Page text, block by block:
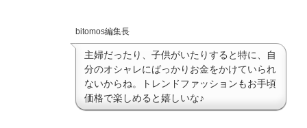
bitomos編集長
主婦だったり、子供がいたりすると特に、自
分のオシャレにばっかりお金をかけていられ
ないからね。トレンドファッションもお手頃
価格で楽しめると嬉しいな♪